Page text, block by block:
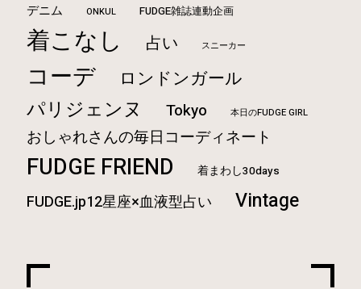
デニム ONKUL FUDGE雑誌連動企画
着こなし 占い スニーカー
コーデ ロンドンガール
パリジェンヌ Tokyo 本日のFUDGE GIRL
おしゃれさんの毎日コーディネート
FUDGE FRIEND 着まわし30days
FUDGE.jp12星座×血液型占い Vintage